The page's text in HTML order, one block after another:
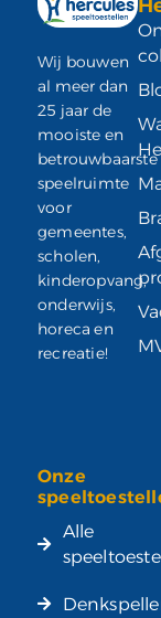
Wij bouwen
al meer dan
25 jaar de
mooiste en
betrouwbaarste
speelruimte
voor
gemeentes,
scholen,
kinderopvang,
onderwijs,
horeca en
recreatie!
Onze
Alle